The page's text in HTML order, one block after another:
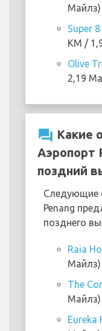
Майлз)
Super
KM /
Olive
2,19
question_answer Какие
Аэропорт
поздний
Следующие
Penang
позднего
Raia
Майлз)
The
Майлз)
Eureka